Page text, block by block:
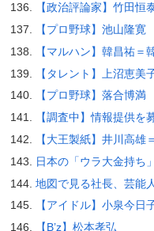
【政治評論家】竹田恒
【プロ野球】池山隆寛
【マルハン】韓昌祐＝
【タレント】上沼恵美
【プロ野球】落合博満
【調査中】情報提供を
【大王製紙】井川高雄
日本の「ウラ大金持ち
地図で見る社長、芸能
【アイドル】小泉今日
【B’z】松本孝弘